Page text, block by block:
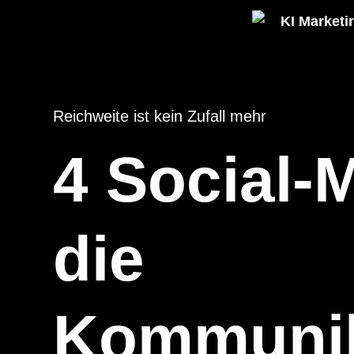
KI
4 Social-
kennen
Reichweite ist kein Zufall mehr
4 Social-
die